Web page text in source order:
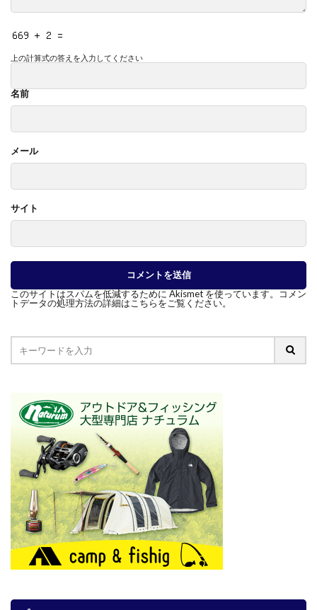
上の計算式の答えを入力してください
名前
メール
サイト
このサイトはスパムを低減するために Akismet を使っています。コメン
トデータの処理方法の詳細はこちらをご覧ください。